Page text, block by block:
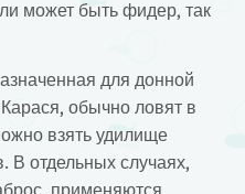
может быть фидер, так
для донной
обычно ловят в
взять удилище
В отдельных случаях,
применяются